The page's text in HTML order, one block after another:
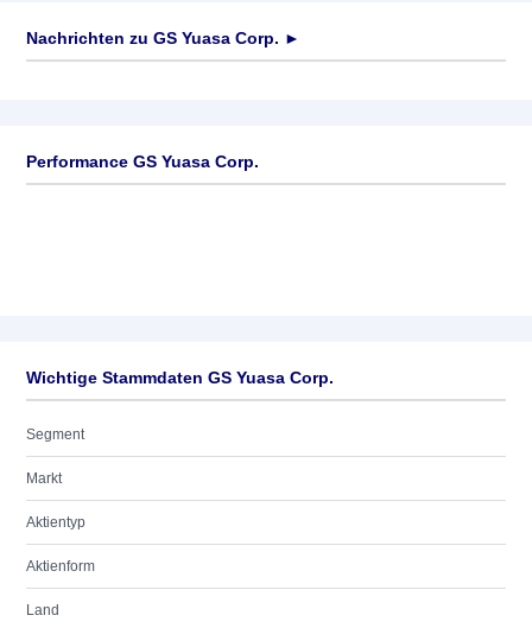
Nachrichten zu GS Yuasa Corp. ►
Performance GS Yuasa Corp.
Wichtige Stammdaten GS Yuasa Corp.
Segment
Markt
Aktientyp
Aktienform
Land